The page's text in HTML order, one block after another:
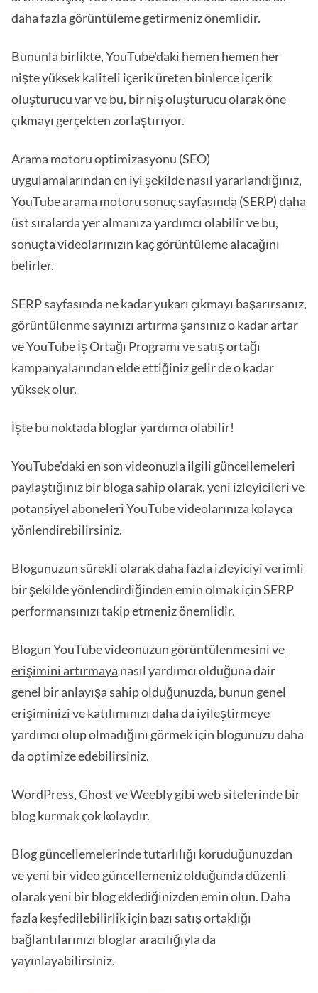
daha fazla görüntüleme getirmeniz önemlidir.
Bununla birlikte, YouTube'daki hemen hemen her
nişte yüksek kaliteli içerik üreten binlerce içerik
oluşturucu var ve bu, bir niş oluşturucu olarak öne
çıkmayı gerçekten zorlaştırıyor.
Arama motoru optimizasyonu (SEO)
uygulamalarından en iyi şekilde nasıl yararlandığınız,
YouTube arama motoru sonuç sayfasında (SERP) daha
üst sıralarda yer almanıza yardımcı olabilir ve bu,
sonuçta videolarınızın kaç görüntüleme alacağını
belirler.
SERP sayfasında ne kadar yukarı çıkmayı başarırsanız,
görüntülenme sayınızı artırma şansınız o kadar artar
ve YouTube İş Ortağı Programı ve satış ortağı
kampanyalarından elde ettiğiniz gelir de o kadar
yüksek olur.
İşte bu noktada bloglar yardımcı olabilir!
YouTube'daki en son videonuzla ilgili güncellemeleri
paylaştığınız bir bloga sahip olarak, yeni izleyicileri ve
potansiyel aboneleri YouTube videolarınıza kolayca
yönlendirebilirsiniz.
Blogunuzun sürekli olarak daha fazla izleyiciyi verimli
bir şekilde yönlendirdiğinden emin olmak için SERP
performansınızı takip etmeniz önemlidir.
BlogunYouTube videonuzun görüntülenmesini ve
erişimini artırmaya nasıl yardımcı olduğuna dair
genel bir anlayışa sahip olduğunuzda, bunun genel
erişiminizi ve katılımınızı daha da iyileştirmeye
yardımcı olup olmadığını görmek için blogunuzu daha
da optimize edebilirsiniz.
WordPress, Ghost ve Weebly gibi web sitelerinde bir
blog kurmak çok kolaydır.
Blog güncellemelerinde tutarlılığı koruduğunuzdan
ve yeni bir video güncellemeniz olduğunda düzenli
olarak yeni bir blog eklediğinizden emin olun. Daha
fazla keşfedilebilirlik için bazı satış ortaklığı
bağlantılarınızı bloglar aracılığıyla da
yayınlayabilirsiniz.